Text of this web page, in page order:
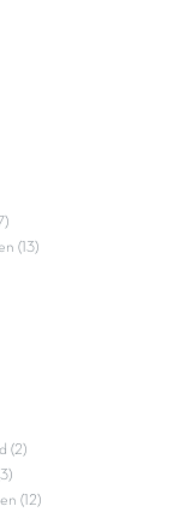
(13)
(2)
(12)